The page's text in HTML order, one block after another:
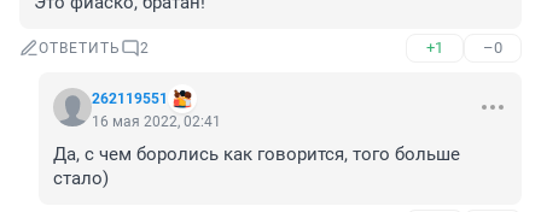
ОТВЕТИТЬ 2 +1 –0
262119551
16 мая 2022, 02:41
Да, с чем боролись как говорится, того больше
стало)